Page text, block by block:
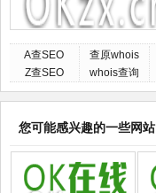
A查SEO
Z查SEO
查原whois
whois查询
您可能感兴趣的一些网站